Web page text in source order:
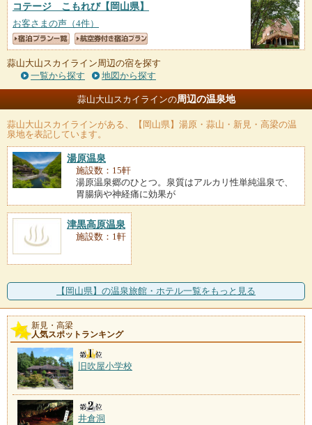
コテージ こもれび【岡山県】
お客さまの声（4件）
蒜山大山スカイライン周辺の宿を探す
一覧から探す
地図から探す
蒜山大山スカイラインの周辺の温泉地
蒜山大山スカイラインがある、【岡山県】湯原・蒜山・新見・高梁の温
泉地を表記しています。
湯原温泉
施設数：15軒
湯原温泉郷のひとつ。泉質はアルカリ性単純温泉で、
胃腸病や神経痛に効果が
津黒高原温泉
施設数：1軒
【岡山県】の温泉旅館・ホテル一覧をもっと見る
新見・高梁
人気スポットランキング
旧吹屋小学校
井倉洞